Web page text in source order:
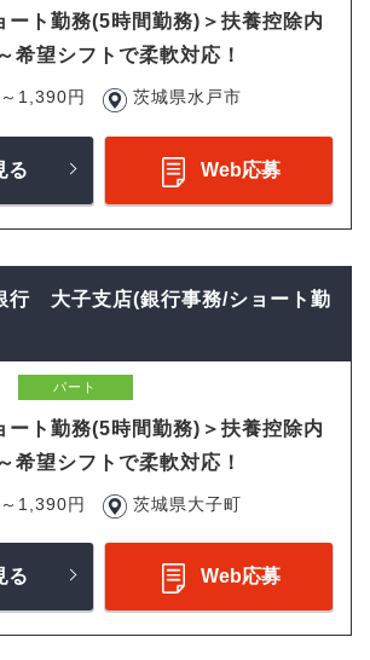
ート勤務(5時間勤務)＞扶養控除内
希望シフトで柔軟対応！
1,390円 茨城県水戸市
る Web応募
行 大子支店(銀行事務/ショート勤
パート
ート勤務(5時間勤務)＞扶養控除内
希望シフトで柔軟対応！
1,390円 茨城県大子町
る Web応募